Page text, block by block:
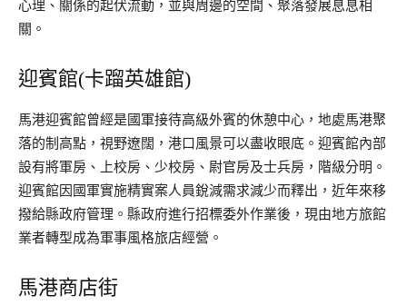
心理、關係的起伏流動，並與周邊的空間、聚落發展息息相
關。
迎賓館(卡蹓英雄館)
馬港迎賓館曾經是國軍接待高級外賓的休憩中心，地處馬港聚
落的制高點，視野遼闊，港口風景可以盡收眼底。迎賓館內部
設有將軍房、上校房、少校房、尉官房及士兵房，階級分明。
迎賓館因國軍實施精實案人員銳減需求減少而釋出，近年來移
撥給縣政府管理。縣政府進行招標委外作業後，現由地方旅館
業者轉型成為軍事風格旅店經營。
馬港商店街